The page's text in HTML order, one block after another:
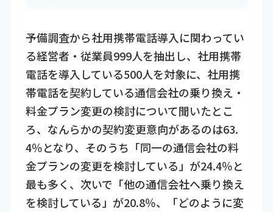
予備調査から社用携帯電話導入に関わってい
る経営者・従業員999人を抽出し、社用携帯
電話を導入している500人を対象に、社用携
帯電話を契約している通信会社の乗り換え・
料金プラン変更の検討について聞いたとこ
ろ、なんらかの契約変更意向があるのは63.
4％となり、そのうち「同一の通信会社の料
金プランの変更を検討している」が24.4％と
最も多く、次いで「他の通信会社へ乗り換え
を検討している」が20.8％、「どのように変